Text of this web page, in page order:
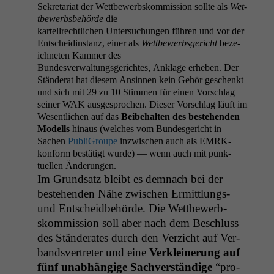
Sekre­tari­at der Wet­tbe­werb­skom­mis­sion sollte als Wet­
tbe­werb­s­be­hörde die
kartell­rechtlichen Unter­suchun­gen führen und vor der
Entschei­din­stanz, ein­er als Wet­tbe­werb­s­gerichtbeze­
ich­neten Kam­mer des
Bun­desver­wal­tungs­gericht­es, Anklage erheben. Der
Stän­der­at hat diesem Ansin­nen kein Gehör geschenkt
und sich mit 29 zu 10 Stim­men für einen Vorschlag
sein­er WAK aus­ge­sprochen. Dieser Vorschlag läuft im
Wesentlichen auf das Beibehal­ten des beste­hen­den
Mod­ells hin­aus (welch­es vom Bun­des­gericht in
Sachen Pub­li­Groupe inzwis­chen auch als EMRK-
kon­form bestätigt wurde) — wenn auch mit punk­
tuellen Änderungen.
Im Grund­satz bleibt es dem­nach bei der
beste­hen­den Nähe zwis­chen Ermit­tlungs-
und Entschei­d­be­hörde. Die Wet­tbe­werb­
skom­mis­sion soll aber nach dem Beschluss
des Stän­der­ates durch den Verzicht auf Ver­
bandsvertreter und eine Verkleinerung auf
fünf unab­hängige Sachver­ständi­ge “pro­